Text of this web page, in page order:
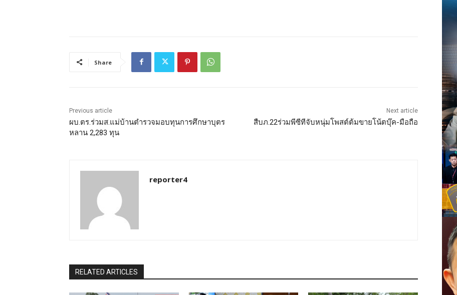
Share
Previous article
ผบ.ตร.ร่วมส.แม่บ้านตำรวจมอบทุนการศึกษาบุตร
หลาน 2,283 ทุน
Next article
สืบภ.22ร่วมพีซีทีจับหนุ่มโพสต์ต้มขายโน้ตบุ๊ค-มือถือ
reporter4
RELATED ARTICLES